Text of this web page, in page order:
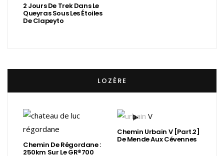
2 Jours De Trek Dans Le
Queyras Sous Les Étoiles
De Clapeyto
LOZÈRE
Chemin De Régordane :
250km Sur Le GR®700
Chemin Urbain V [Part.2]
De Mende Aux Cévennes